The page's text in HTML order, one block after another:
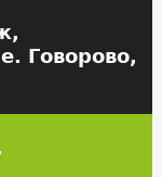
Говорово,